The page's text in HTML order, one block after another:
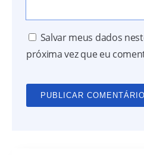
Salvar meus dados
próxima vez que eu